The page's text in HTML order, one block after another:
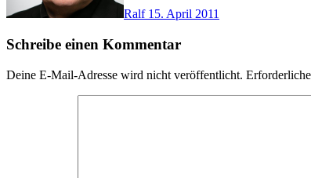
Ralf 15. April 2011
Schreibe einen Kommentar
Deine E-Mail-Adresse wird nicht veröffentlicht.